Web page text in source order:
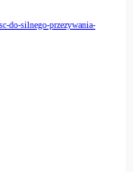
do-silnego-przezywania-